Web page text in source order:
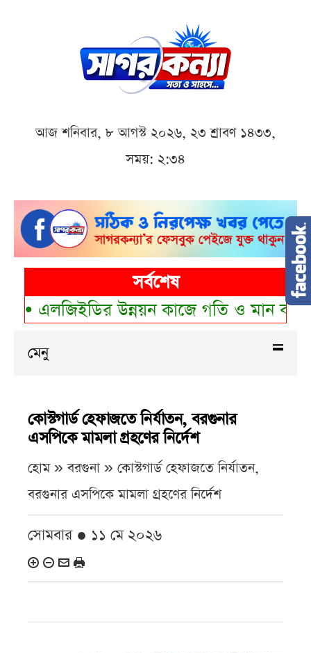
আজ শনিবার, ৮ আগস্ট ২০২৬, ২৩ শ্রাবণ ১৪৩৩,
সময়: ২:৩৪
সর্বশেষ
এলজিইডির উন্নয়ন কাজে গতি ও মান
মেনু
কোস্টগার্ড হেফাজতে নির্যাতন, বরগুনার
এসপিকে মামলা গ্রহণের নির্দেশ
হোম » বরগুনা » কোস্টগার্ড হেফাজতে নির্যাতন,
বরগুনার এসপিকে মামলা গ্রহণের নির্দেশ
সোমবার ● ১১ মে ২০২৬